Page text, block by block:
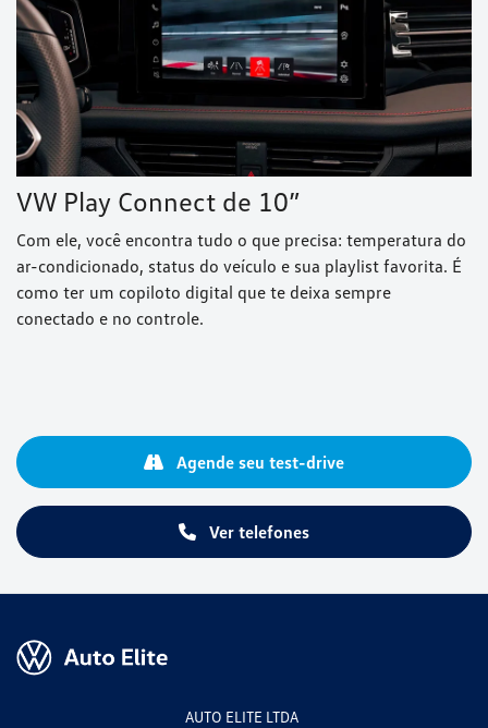
VW Play Connect de 10”
Com ele, você encontra tudo o que precisa: temperatura do
ar-condicionado, status do veículo e sua playlist favorita. É
como ter um copiloto digital que te deixa sempre
conectado e no controle.
Ver telefones
Agende seu test-drive
AUTO ELITE LTDA